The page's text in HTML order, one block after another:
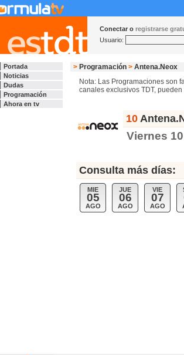
Conectar o registrarse
Usuario:
Portada
Noticias
Dudas
Programación
Ahora en tv
> Programación > Antena.Neox
Nota: Las Programaciones son
canales exclusivos TDT,
10
Viernes
Consulta más días:
MIE
05
AGO
JUE
06
AGO
VIE
07
AGO